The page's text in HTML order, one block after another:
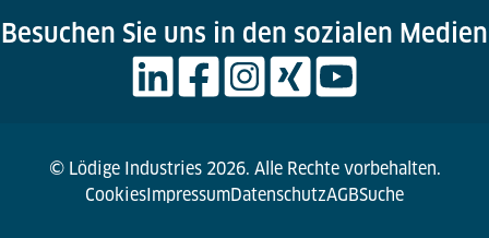
Besuchen Sie uns in den sozialen Medien
© Lödige Industries 2026. Alle Rechte vorbehalten.
Cookies ImpressumDatenschutzAGBSuche